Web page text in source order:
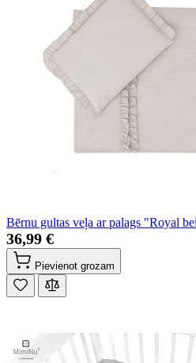
Bērnu gultas veļa ar palags "Royal
36,99 €
Pievienot grozam